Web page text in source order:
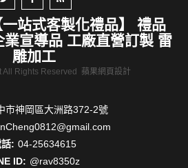
站式客製化禮品】 禮品
宣導品 工廠直營訂製 雷
雕加工
Rights Reserved 蘋果網頁設計
市神岡區大洲路372-2號
話: 04-25634615
ID: @rav8350z